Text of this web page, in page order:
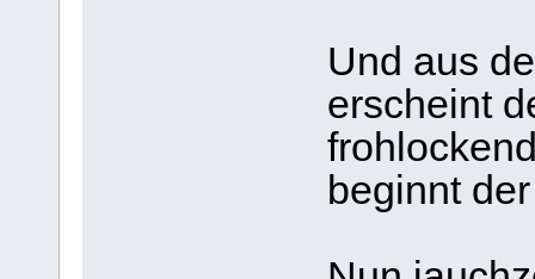
Und aus
erscheint
beginnt